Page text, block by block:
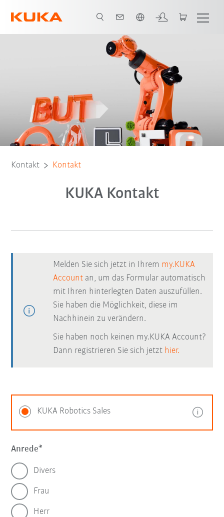
Kontakt Kontakt
KUKA Kontakt
Melden Sie sich jetzt in Ihrem my.KUKA
Account an, um das Formular automatisch
mit Ihren hinterlegten Daten auszufüllen.
Sie haben die Möglichkeit, diese im
Nachhinein zu verändern.
Sie haben noch keinen my.KUKA Account?
Dann registrieren Sie sich jetzt hier.
KUKA Robotics Sales
Anrede
Divers
Frau
Herr